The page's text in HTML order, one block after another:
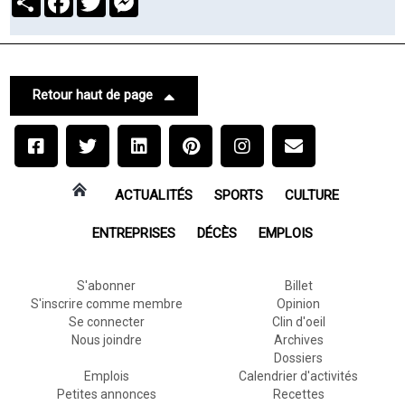
Retour haut de page
ACTUALITÉS SPORTS CULTURE
ENTREPRISES DÉCÈS EMPLOIS
S'abonner
S'inscrire comme membre
Se connecter
Nous joindre
Billet
Opinion
Clin d'oeil
Archives
Dossiers
Emplois
Petites annonces
Calendrier d'activités
Recettes